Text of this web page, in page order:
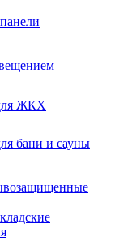
ЖКХ
бани и сауны